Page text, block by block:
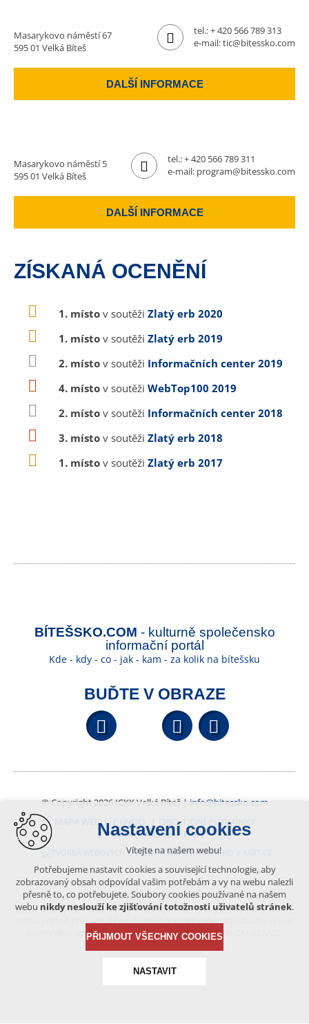
Masarykovo náměstí 67
595 01 Velká Bíteš
tel.:+ 420 566 789 313
e-mail:tic@bitessko.com
DALŠÍ INFORMACE
Masarykovo náměstí 5
595 01 Velká Bíteš
tel.:+ 420 566 789 311
e-mail: program@bitessko.com
DALŠÍ INFORMACE
ZÍSKANÁ OCENĚNÍ
1. místo v soutěži Zlatý erb 2020
1. místo v soutěži Zlatý erb 2019
2. místo v soutěži Informačních center 2019
4. místo v soutěži WebTop100 2019
2. místo v soutěži Informačních center 2018
3. místo v soutěži Zlatý erb 2018
1. místo v soutěži Zlatý erb 2017
BÍTEŠSKO.COM - kulturně společensko
informační portál
Kde - kdy - co - jak - kam - za kolik na bítešsku
BUĎTE V OBRAZE
Facebook YouTube
© Copyright 2026 ICKK Velká Bíteš | info@bitessko.com
MAPA WEBU
ÚVOD
OBCHODNÍ PODMÍNKY
PORTÁL OBČANA
GIS
VYTVOŘENO V XART.CZ
Obsah tohoto portálu je chráněn autorským právem, které
vykonává vydavatel. Jakékoliv užití článků a fotografií z této podoby
písemného souhlasu vydavatele – BÍTEŠSKO.COM -ZAKÁZÁNO.
Nastavení cookies
Vítejte na našem webu!
Potřebujeme nastavit cookies a související technologie, aby
zobrazovaný obsah odpovídal vašim potřebám a vy na webu nalezli
přesně to, co potřebujete. Soubory cookies používané na našem
webu nikdy neslouží ke zjišťování totožnosti uživatelů stránek.
PŘIJMOUT VŠECHNY COOKIES
NASTAVIT